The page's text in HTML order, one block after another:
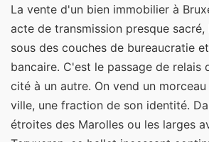
La vente d'un bien immobilier à
acte de transmission presque
sous des couches de bureaucratie
bancaire. C'est le passage de relais
cité à un autre. On vend un
ville, une fraction de son identité.
étroites des Marolles ou les larges